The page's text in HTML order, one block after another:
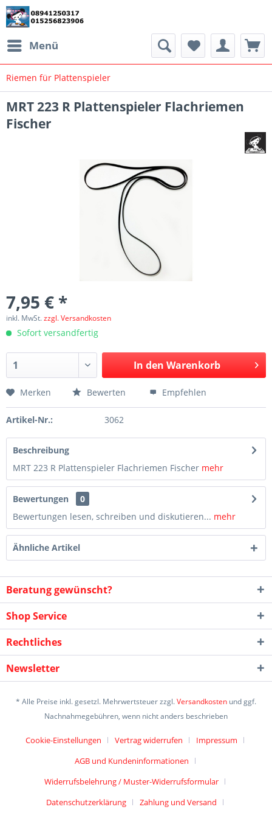
Menü
Riemen für Plattenspieler
MRT 223 R Plattenspieler Flachriemen
Fischer
7,95 € *
inkl. MwSt.zzgl. Versandkosten
Sofort versandfertig
In den Warenkorb
Merken Bewerten Empfehlen
Artikel-Nr.: 3062
Beschreibung
MRT 223 R Plattenspieler Flachriemen Fischer mehr
Bewertungen
0
Bewertungen lesen, schreiben und diskutieren... mehr
Ähnliche Artikel
Beratung gewünscht?
Shop Service
Rechtliches
Newsletter
* Alle Preise inkl. gesetzl. Mehrwertsteuer zzgl.Versandkosten und ggf.
Nachnahmegebühren, wenn nicht anders beschrieben
Cookie-Einstellungen Vertrag widerrufen
Impressum
AGB und Kundeninformationen
Widerrufsbelehrung / Muster-Widerrufsformular
Datenschutzerklärung
Zahlung und Versand